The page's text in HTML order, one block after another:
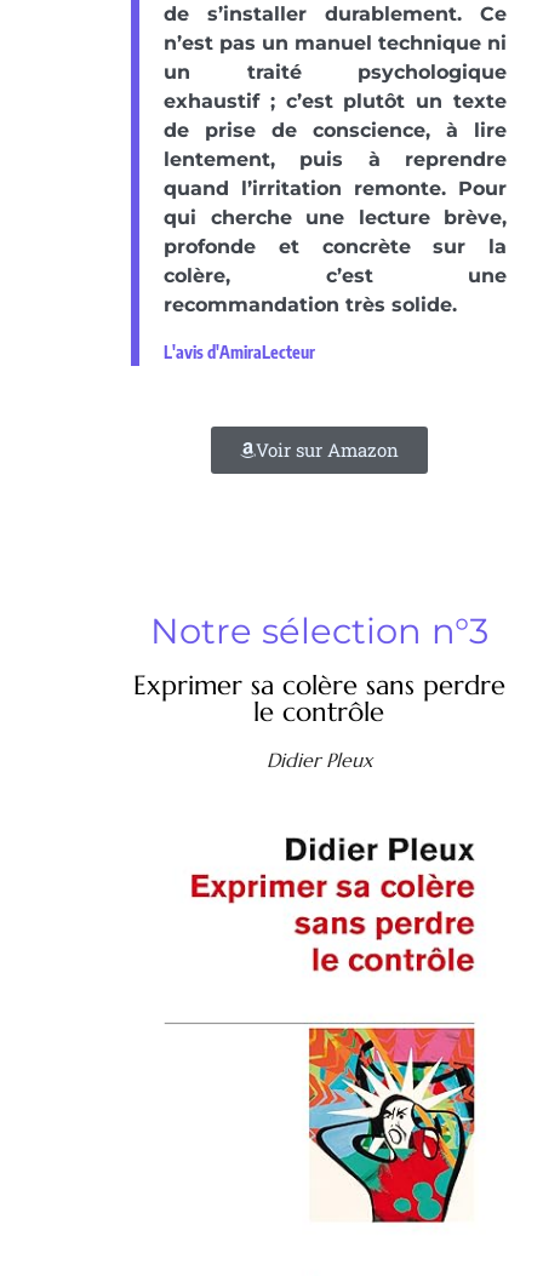
de s’installer durablement. Ce
n’est pas un manuel technique ni
un traité psychologique
exhaustif ; c’est plutôt un texte
de prise de conscience, à lire
lentement, puis à reprendre
quand l’irritation remonte. Pour
qui cherche une lecture brève,
profonde et concrète sur la
colère, c’est une
recommandation très solide.
L'avis d'AmiraLecteur
Voir sur Amazon
Notre sélection n°3
Exprimer sa colère sans perdre
le contrôle
Didier Pleux